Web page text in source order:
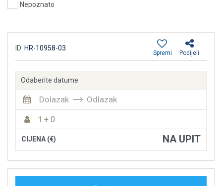
Nepoznato
ID: HR-10958-03
Podijeli
Spremi
Odaberite datume
Dolazak Odlazak
1 + 0
CIJENA (€) NA UPIT